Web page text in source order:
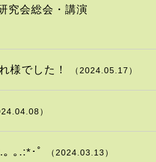
究会総会・講演
様でした！ （2024.05.17）
）
｡.:*･ﾟ （2024.03.13）